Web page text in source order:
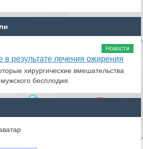
Новости
в результате лечения ожирения
хирургические вмешательства
бесплодия.